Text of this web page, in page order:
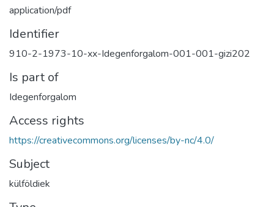
application/pdf
Identifier
910-2-1973-10-xx-Idegenforgalom-001-001-gizi202
Is part of
Idegenforgalom
Access rights
https://creativecommons.org/licenses/by-nc/4.0/
Subject
külföldiek